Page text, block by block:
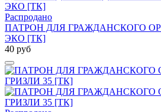
Распродано
ПАТРОН ДЛЯ ГРАЖДАНСКОГО
ЭКО [ТК]
40 руб